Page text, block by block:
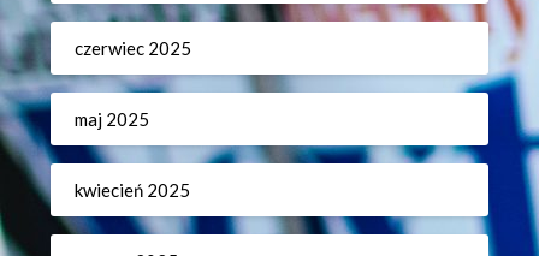
czerwiec 2025
maj 2025
kwiecień 2025